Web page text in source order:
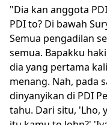
"Dia kan anggota
PDI to? Di bawah
Semua pengadilan
semua. Bapakku
dia yang pertama
menang. Nah, pada
dinyanyikan di PDI
tahu. Dari situ, 'Lho,